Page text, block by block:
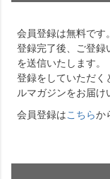
会員登録は無料です。
登録完了後、ご登録
を送信いたします。
登録をしていただく
ルマガジンをお届け
会員登録はこちらか